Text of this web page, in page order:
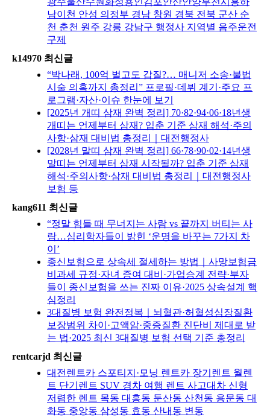
남이천 안성 의정부 경남 창원 경북 전북 군산 순
천 춘천 원주 강릉 강남구 행정사 지역별 음주운전
구제
k14970 최신글
“박나래, 100억 벌고도 갑질?… 매니저 소송·불법
시술 의혹까지 총정리” 프로필·데뷔 계기·주요 프
로그램·자산·이슈 한눈에 보기
[2025년 개띠 삼재 완벽 정리] 70·82·94·06·18년생
개띠는 언제부터 삼재? 입춘 기준 삼재 해석·주의
사항·삼재 대비법 총정리｜대전행정사
[2028년 말띠 삼재 완벽 정리] 66·78·90·02·14년생
말띠는 언제부터 삼재 시작될까? 입춘 기준 삼재
해석·주의사항·삼재 대비법 총정리｜대전행정사
보험 등
kang611 최신글
“정말 힘들 때 무너지는 사람 vs 끝까지 버티는 사
람…심리학자들이 밝힌 ‘운명을 바꾸는 7가지 차
이’
종신보험으로 상속세 절세하는 방법｜사망보험금
비과세 규정·자녀 증여 대비·가업승계 전략·부자
들이 종신보험을 쓰는 진짜 이유·2025 상속설계 핵
심정리
3대질병 보험 완전정복｜뇌혈관·허혈성심장질환
보장범위 차이·고액암·중증질환 진단비 제대로 받
는 법·2025 최신 3대질병 보험 선택 기준 총정리
rentcarjd 최신글
대전렌트카 스포티지·모닝 렌트카 장기렌트 월렌
트 단기렌트 SUV 경차 여행 렌트 사고대차 신형
저렴한 렌트 목동 대흥동 둔산동 산천동 용문동 대
화동 중앙동 삼성동 효동 산내동 변동